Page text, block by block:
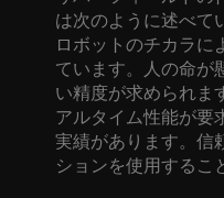
は次のように述べて
ロボットのチカラに
ています。人の命が
い精度が求められま
アルタイム性能が要
実績があります。信
ションを使用するこ